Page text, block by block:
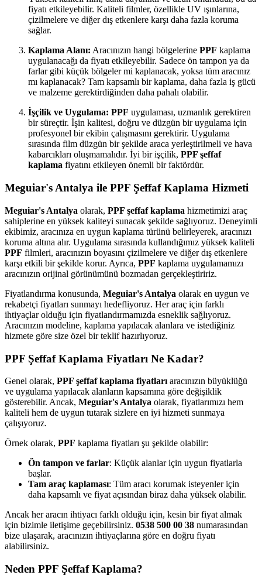
fiyatı etkileyebilir. Kaliteli filmler, özellikle UV ışınlarına,
çizilmelere ve diğer dış etkenlere karşı daha fazla koruma
sağlar.
Kaplama Alanı: Aracınızın hangi bölgelerine PPF kaplama
uygulanacağı da fiyatı etkileyebilir. Sadece ön tampon ya da
farlar gibi küçük bölgeler mi kaplanacak, yoksa tüm aracınız
mı kaplanacak? Tam kapsamlı bir kaplama, daha fazla iş gücü
ve malzeme gerektirdiğinden daha pahalı olabilir.
İşçilik ve Uygulama: PPF uygulaması, uzmanlık gerektiren
bir süreçtir. İşin kalitesi, doğru ve düzgün bir uygulama için
profesyonel bir ekibin çalışmasını gerektirir. Uygulama
sırasında film düzgün bir şekilde araca yerleştirilmeli ve hava
kabarcıkları oluşmamalıdır. İyi bir işçilik, PPF şeffaf
kaplama fiyatını etkileyen önemli bir faktördür.
Meguiar's Antalya ile PPF Şeffaf Kaplama Hizmeti
Meguiar's Antalya olarak, PPF şeffaf kaplama hizmetimizi araç
sahiplerine en yüksek kaliteyi sunacak şekilde sağlıyoruz. Deneyimli
ekibimiz, aracınıza en uygun kaplama türünü belirleyerek, aracınızı
koruma altına alır. Uygulama sırasında kullandığımız yüksek kaliteli
PPF filmleri, aracınızın boyasını çizilmelere ve diğer dış etkenlere
karşı etkili bir şekilde korur. Ayrıca, PPF kaplama uygulamamızı
aracınızın orijinal görünümünü bozmadan gerçekleştiririz.
Fiyatlandırma konusunda, Meguiar's Antalya olarak en uygun ve
rekabetçi fiyatları sunmayı hedefliyoruz. Her araç için farklı
ihtiyaçlar olduğu için fiyatlandırmamızda esneklik sağlıyoruz.
Aracınızın modeline, kaplama yapılacak alanlara ve istediğiniz
hizmete göre size özel bir teklif hazırlıyoruz.
PPF Şeffaf Kaplama Fiyatları Ne Kadar?
Genel olarak, PPF şeffaf kaplama fiyatları aracınızın büyüklüğü
ve uygulama yapılacak alanların kapsamına göre değişiklik
gösterebilir. Ancak, Meguiar's Antalya olarak, fiyatlarımızı hem
kaliteli hem de uygun tutarak sizlere en iyi hizmeti sunmaya
çalışıyoruz.
Örnek olarak, PPF kaplama fiyatları şu şekilde olabilir:
Ön tampon ve farlar: Küçük alanlar için uygun fiyatlarla
başlar.
Tam araç kaplaması: Tüm aracı korumak isteyenler için
daha kapsamlı ve fiyat açısından biraz daha yüksek olabilir.
Ancak her aracın ihtiyacı farklı olduğu için, kesin bir fiyat almak
için bizimle iletişime geçebilirsiniz. 0538 500 00 38 numarasından
bize ulaşarak, aracınızın ihtiyaçlarına göre en doğru fiyatı
alabilirsiniz.
Neden PPF Şeffaf Kaplama?